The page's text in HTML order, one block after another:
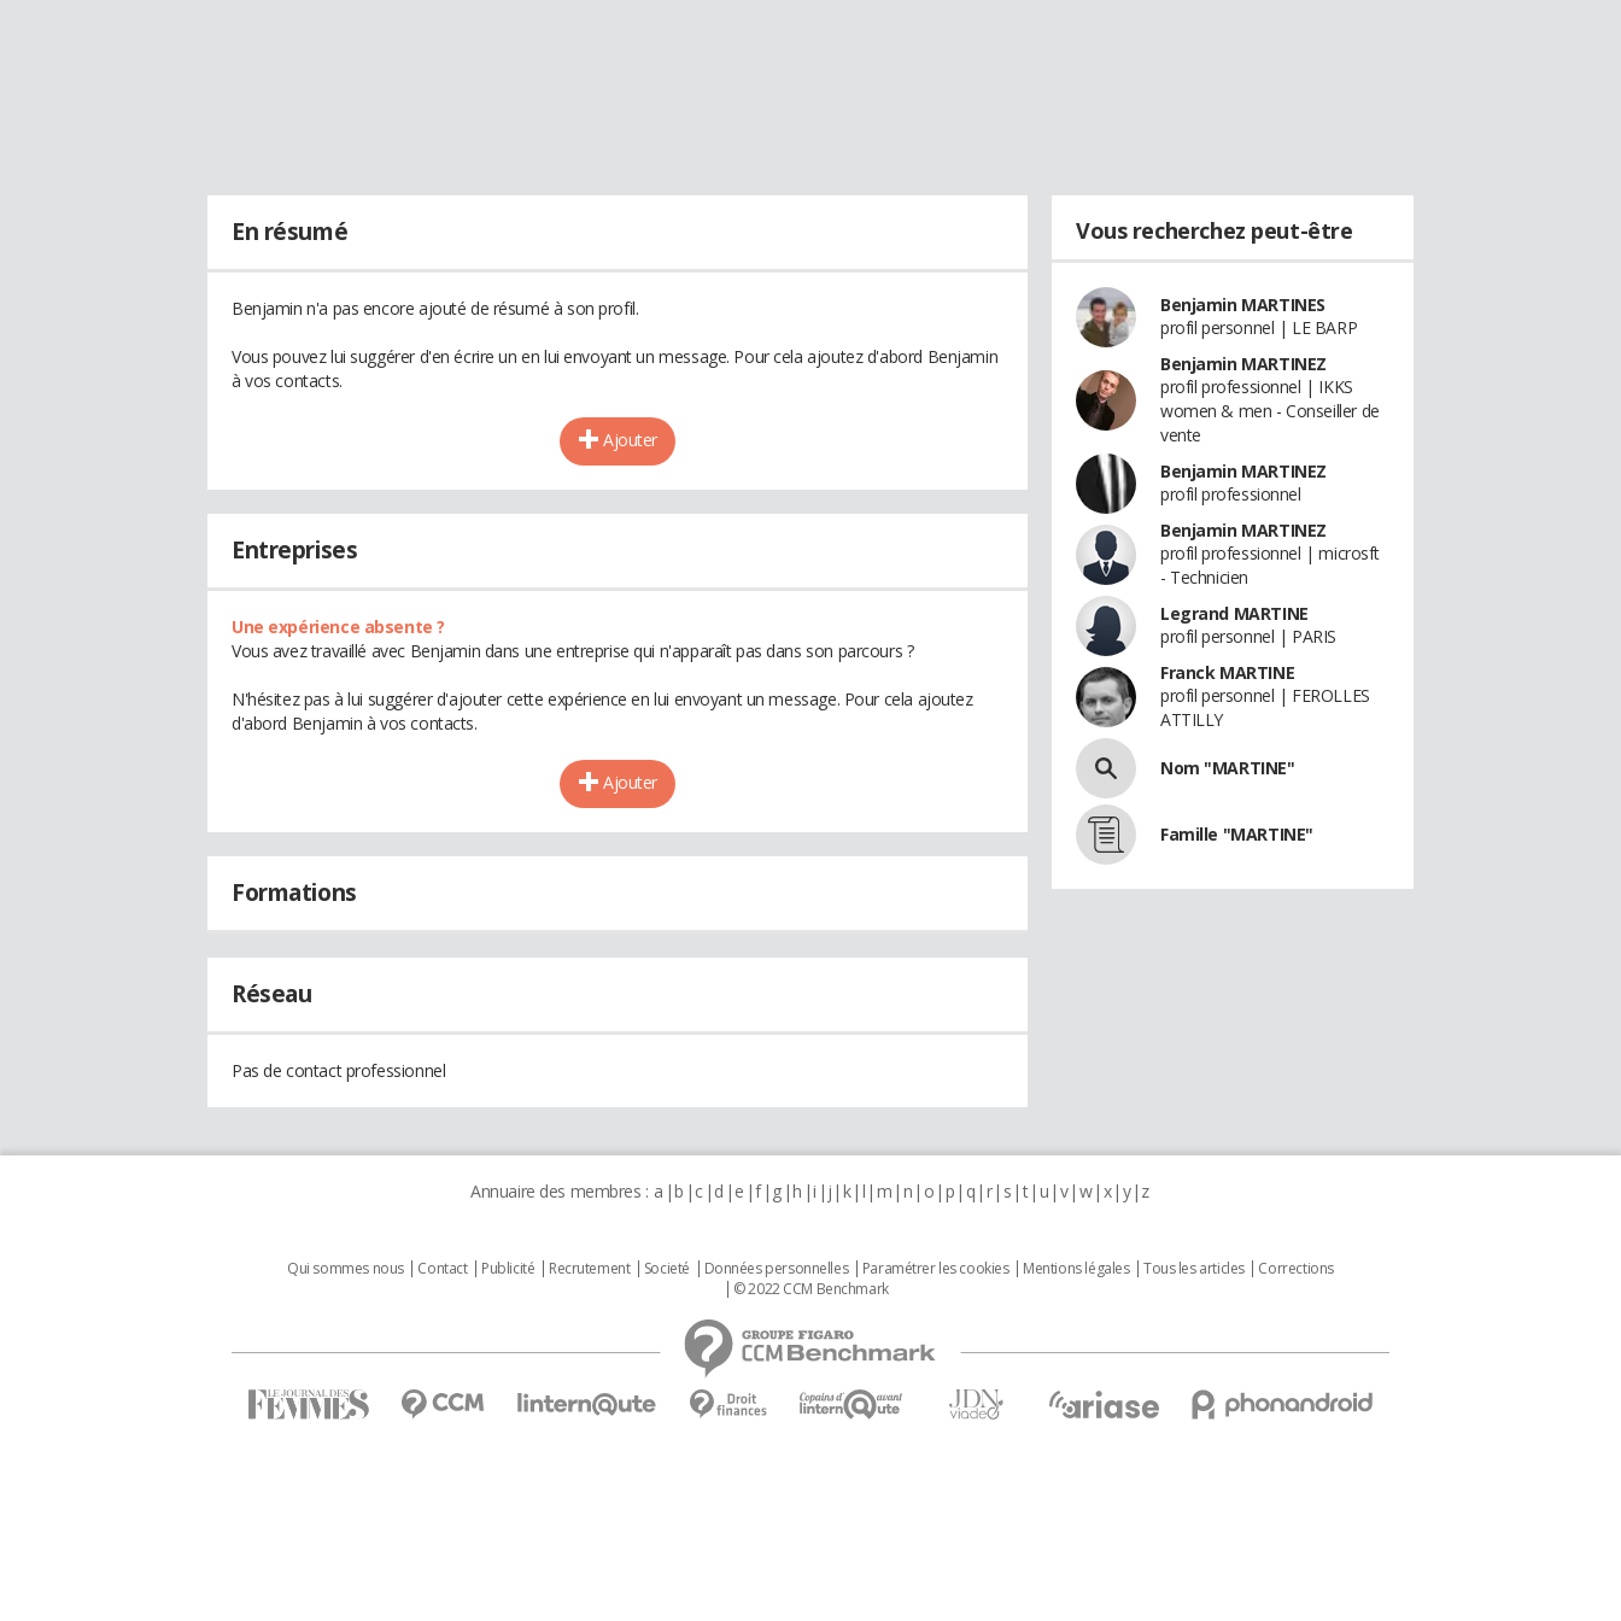
En résumé
Benjamin n'a pas encore ajouté de résumé à son profil.
Vous pouvez lui suggérer d'en écrire un en lui envoyant un message. Pour cela ajoutez d'abord Benjamin
à vos contacts.
Ajouter
Entreprises
Une expérience absente ?
Vous avez travaillé avec Benjamin dans une entreprise qui n'apparaît pas dans son parcours ?
N'hésitez pas à lui suggérer d'ajouter cette expérience en lui envoyant un message. Pour cela ajoutez
d'abord Benjamin à vos contacts.
Ajouter
Formations
Réseau
Pas de contact professionnel
Vous recherchez peut-être
Benjamin MARTINES
profil personnel | LE BARP
Benjamin MARTINEZ
profil professionnel | IKKS
women & men - Conseiller de
vente
Benjamin MARTINEZ
profil professionnel
Benjamin MARTINEZ
profil professionnel | microsft
- Technicien
Legrand MARTINE
profil personnel | PARIS
Franck MARTINE
profil personnel | FEROLLES
ATTILLY
Nom "MARTINE"
Famille "MARTINE"
Annuaire des membres : a b c d e f g h i j k l m n o p q r s t u v w x y z
Qui sommes nous Contact Publicité Recrutement Societé Données personnelles Paramétrer les cookies Mentions légales Tous les articles
Corrections
© 2022 CCM Benchmark